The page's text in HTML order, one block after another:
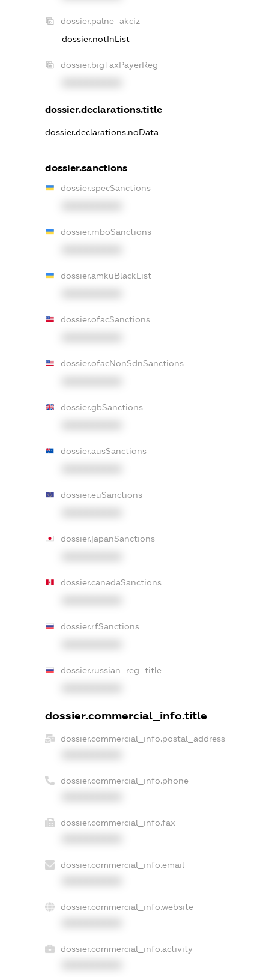
dossier.palne_akciz
dossier.notInList
dossier.bigTaxPayerReg
dossier.declarations.title
dossier.declarations.noData
dossier.sanctions
dossier.specSanctions
dossier.rnboSanctions
dossier.amkuBlackList
dossier.ofacSanctions
dossier.ofacNonSdnSanctions
dossier.gbSanctions
dossier.ausSanctions
dossier.euSanctions
dossier.japanSanctions
dossier.canadaSanctions
dossier.rfSanctions
dossier.russian_reg_title
dossier.commercial_info.title
dossier.commercial_info.postal_address
dossier.commercial_info.phone
dossier.commercial_info.fax
dossier.commercial_info.email
dossier.commercial_info.website
dossier.commercial_info.activity